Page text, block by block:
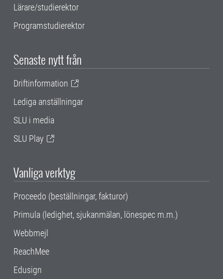
Lärare/studierektor
Programstudierektor
Senaste nytt från
Driftinformation
Lediga anställningar
SLU i media
SLU Play
Vanliga verktyg
Proceedo (beställningar, fakturor)
Primula (ledighet, sjukanmälan, lönespec m.m.)
Webbmejl
ReachMee
Edusign